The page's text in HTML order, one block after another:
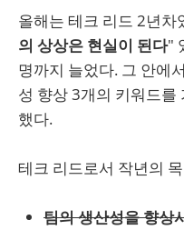
올해는 테크 리드 2년차
의 상상은 현실이 된다"
명까지 늘었다. 그 안에
성 향상 3개의 키워드
했다.
테크 리드로서 작년의
팀의 생산성을 향상